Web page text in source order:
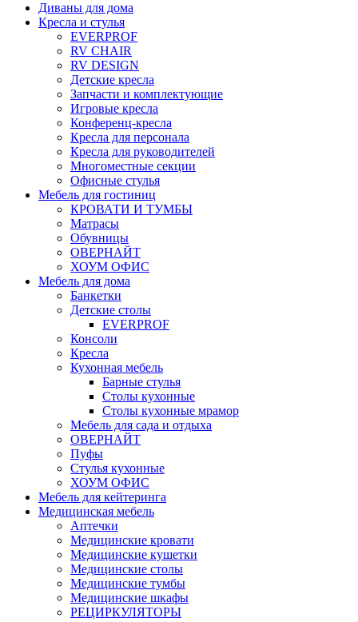
Диваны для дома
Кресла и стулья
EVERPROF
RV CHAIR
RV DESIGN
Детские кресла
Запчасти и комплектующие
Игровые кресла
Конференц-кресла
Кресла для персонала
Кресла для руководителей
Многоместные секции
Офисные стулья
Мебель для гостиниц
КРОВАТИ И ТУМБЫ
Матрасы
Обувницы
ОВЕРНАЙТ
ХОУМ ОФИС
Мебель для дома
Банкетки
Детские столы
EVERPROF
Консоли
Кресла
Кухонная мебель
Барные стулья
Столы кухонные
Столы кухонные мрамор
Мебель для сада и отдыха
ОВЕРНАЙТ
Пуфы
Стулья кухонные
ХОУМ ОФИС
Мебель для кейтеринга
Медицинская мебель
Аптечки
Медицинские кровати
Медицинские кушетки
Медицинские столы
Медицинские тумбы
Медицинские шкафы
РЕЦИРКУЛЯТОРЫ